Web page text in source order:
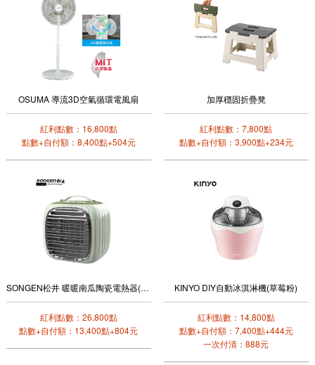
OSUMA 導流3D空氣循環電風扇
紅利點數：16,800點
點數+自付額：8,400點+504元
加厚穩固折疊凳
紅利點數：7,800點
點數+自付額：3,900點+234元
SONGEN松井 暖暖南瓜陶瓷電熱器(文青綠)
紅利點數：26,800點
點數+自付額：13,400點+804元
KINYO DIY自動冰淇淋機(草莓粉)
紅利點數：14,800點
點數+自付額：7,400點+444元
一次付清：888元